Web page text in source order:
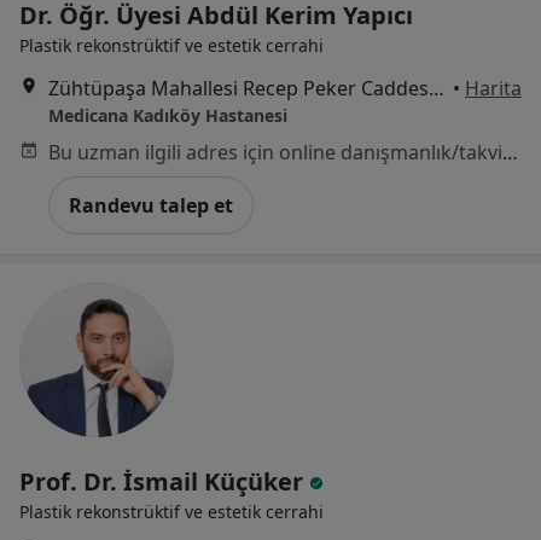
Dr. Öğr. Üyesi Abdül Kerim Yapıcı
Plastik rekonstrüktif ve estetik cerrahi
Zühtüpaşa Mahallesi Recep Peker Caddesi No:11, Kadıköy • Harita
Medicana Kadıköy Hastanesi
Bu uzman ilgili adres için online danışmanlık/takvim sunmuyor.
Randevu talep et
Prof. Dr. İsmail Küçüker
Plastik rekonstrüktif ve estetik cerrahi